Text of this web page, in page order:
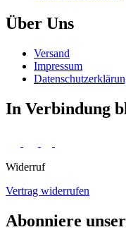
Über Uns
Versand
Impressum
In Verbindung
Widerruf
Vertrag widerrufen
Abonniere